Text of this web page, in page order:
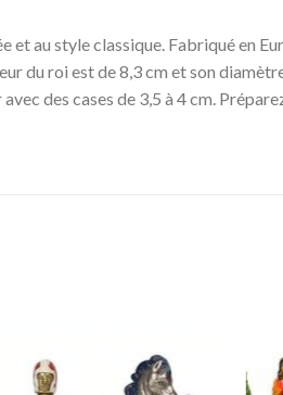
au style classique. Fabriqué en
du roi est de 8,3 cm et son
des cases de 3,5 à 4 cm.